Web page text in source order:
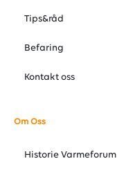
Tips&råd
Befaring
Kontakt oss
Om Oss
Historie Varmeforum